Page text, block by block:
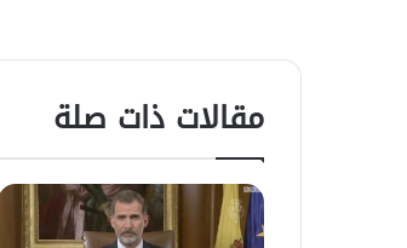
مقالات ذات صلة